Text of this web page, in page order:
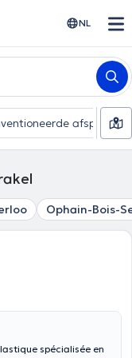
NL
afspraak
Ophain-Bois-
spécialisée en